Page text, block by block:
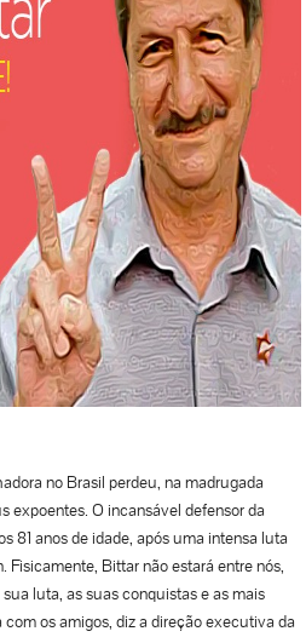
no Brasil perdeu, na madrugada
expoentes. O incansável defensor da
81 anos de idade, após uma intensa luta
Fisicamente, Bittar não estará entre nós,
luta, as suas conquistas e as mais
os amigos, diz a direção executiva da